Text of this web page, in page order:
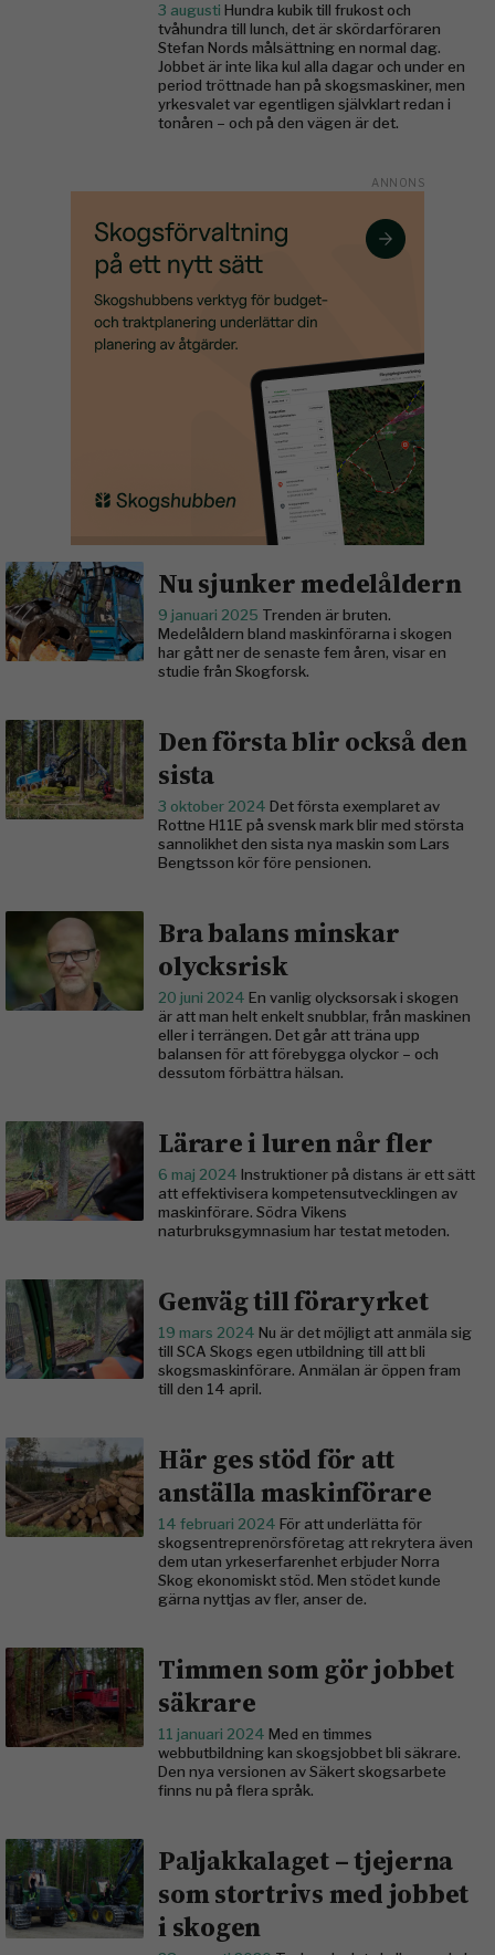
3 augusti Hundra kubik till frukost och
tvåhundra till lunch, det är skördarföraren
Stefan Nords målsättning en normal dag.
Jobbet är inte lika kul alla dagar och under en
period tröttnade han på skogsmaskiner, men
yrkesvalet var egentligen självklart redan i
tonåren – och på den vägen är det.
Nu sjunker medelåldern
9 januari 2025 Trenden är bruten.
Medelåldern bland maskinförarna i skogen
har gått ner de senaste fem åren, visar en
studie från Skogforsk.
Den första blir också den
sista
3 oktober 2024 Det första exemplaret av
Rottne H11E på svensk mark blir med största
sannolikhet den sista nya maskin som Lars
Bengtsson kör före pensionen.
Bra balans minskar
olycksrisk
20 juni 2024 En vanlig olycksorsak i skogen
är att man helt enkelt snubblar, från maskinen
eller i terrängen. Det går att träna upp
balansen för att förebygga olyckor – och
dessutom förbättra hälsan.
Lärare i luren når fler
6 maj 2024 Instruktioner på distans är ett sätt
att effektivisera kompetensutvecklingen av
maskin­förare. Södra Vikens
naturbruksgymnasium har testat metoden.
Genväg till föraryrket
19 mars 2024 Nu är det möjligt att anmäla sig
till SCA Skogs egen utbildning till att bli
skogsmaskinförare. Anmälan är öppen fram
till den 14 april.
Här ges stöd för att
anställa maskinförare
14 februari 2024 För att underlätta för
skogsentreprenörsföretag att rekrytera även
dem utan yrkeserfarenhet erbjuder Norra
Skog ekonomiskt stöd. Men stödet kunde
gärna nyttjas av fler, anser de.
Timmen som gör jobbet
säkrare
11 januari 2024 Med en timmes
webbutbildning kan skogsjobbet bli säkrare.
Den nya versionen av Säkert skogsarbete
finns nu på flera språk.
Paljakkalaget – tjejerna
som stortrivs med jobbet
i skogen